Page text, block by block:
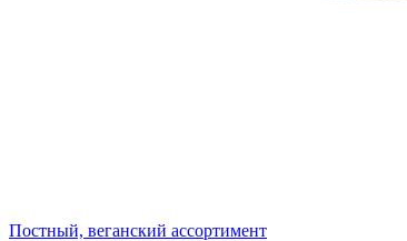
Постный, веганский ассортимент